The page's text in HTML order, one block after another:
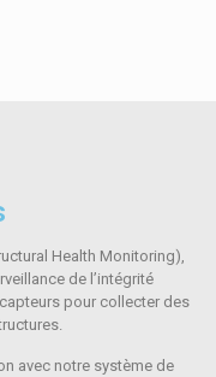
Health Monitoring),
de l’intégrité
pour collecter des
avec notre système de